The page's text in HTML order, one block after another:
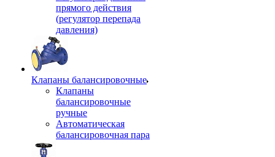
прямого действия
(регулятор перепада
давления)
Клапаны балансировочные
Клапаны
балансировочные
ручные
Автоматическая
балансировочная пара